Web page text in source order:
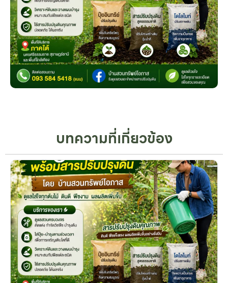
บทความที่เกี่ยวข้อง